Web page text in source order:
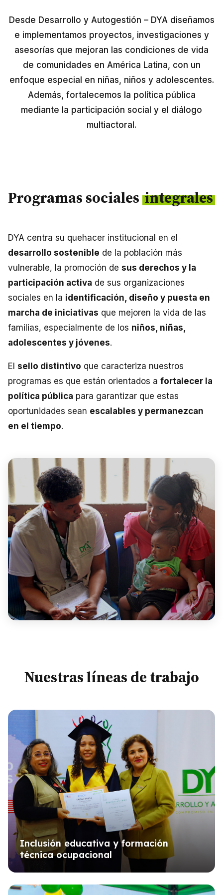
Argentina
PROYECTOS
En Ecuador
En Perú
En Argentina
NOTICIAS
CONTACTO
English
Desde Desarrollo y Autogestión – DYA diseñamos
e implementamos proyectos, investigaciones y
asesorías que mejoran las condiciones de vida
de comunidades en América Latina, con un
enfoque especial en niñas, niños y adolescentes.
Además, fortalecemos la política pública
mediante la participación social y el diálogo
multiactoral.
Programas sociales integrales
DYA centra su quehacer institucional en el
desarrollo sostenible de la población más
vulnerable, la promoción de sus derechos y la
participación activa de sus organizaciones
sociales en la identificación, diseño y puesta en
marcha de iniciativas que mejoren la vida de las
familias, especialmente de los niños, niñas,
adolescentes y jóvenes.
El sello distintivo que caracteriza nuestros
programas es que están orientados a fortalecer la
política pública para garantizar que estas
oportunidades sean escalables y permanezcan
en el tiempo.
Nuestras líneas de trabajo
Inclusión educativa y formación
técnica ocupacional